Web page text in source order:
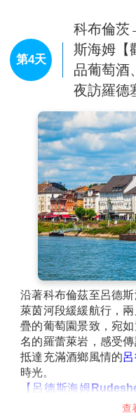
第4天
科布倫
斯海姆【
品葡萄酒
夜訪羅德
沿著科布倫茲至呂德
萊茵河段緩緩航行，
疊的葡萄園景致，宛
名的羅蕾萊岩，感受
抵達充滿酒鄉風情的
時光。
【呂德斯海姆
名的葡萄酒小鎮，也查